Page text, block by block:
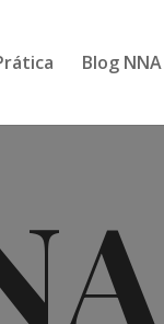
Blog NNA